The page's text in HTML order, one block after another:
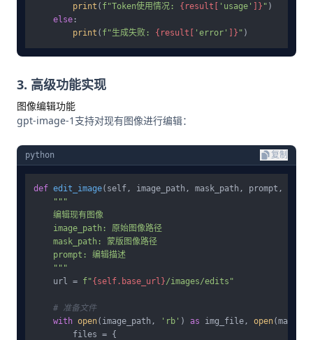
print ( f"Token使用情况: {result[ 'usage' ]} " )
else :
print ( f"生成失败: {result[ 'error' ]} "
3. 高级功能实现
图像编辑功能
gpt-image-1支持对现有图像进行编辑：
python 复制
def edit_image( self, image_path, mask_path, prompt,
"""
    编辑现有图像
    image_path: 原始图像路径
    mask_path: 蒙版图像路径
    prompt: 编辑描述
    """
    url =
f"{self.base_url}/images/edits"
# 准备文件
with open(image_path, 'rb' ) as img_file, open
        files = {